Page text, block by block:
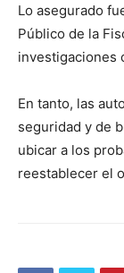
Lo asegurado
Público de la
investigaciones
En tanto, las
seguridad y de
ubicar a los
reestablecer el